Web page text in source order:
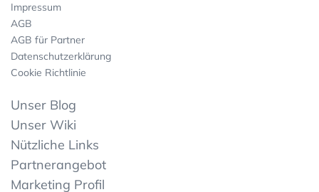
Impressum
AGB
AGB für Partner
Datenschutzerklärung
Cookie Richtlinie
Unser Blog
Unser Wiki
Nützliche Links
Partnerangebot
Marketing Profil